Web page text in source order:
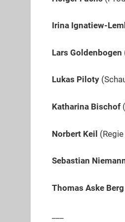
Irina Ignatiew-
Lars Goldenbogen
Lukas Piloty
Katharina Bischof
Norbert Keil
Sebastian
Thomas AskeBerg